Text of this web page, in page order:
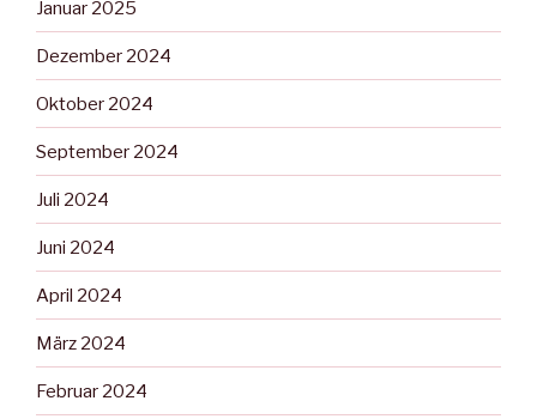
Januar 2025
Dezember 2024
Oktober 2024
September 2024
Juli 2024
Juni 2024
April 2024
März 2024
Februar 2024